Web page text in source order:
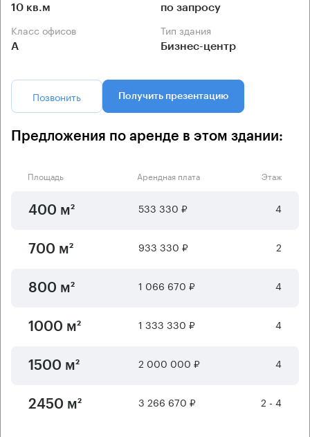
10 кв.м по запросу
Класс офисов
А
Тип здания
Бизнес-центр
Позвонить Получить презентацию
Предложения по аренде в этом здании:
Площадь Арендная плата Этаж
400 м² 533 330 ₽ 4
700 м² 933 330 ₽ 2
800 м² 1 066 670 ₽ 4
1000 м² 1 333 330 ₽ 4
1500 м² 2 000 000 ₽ 4
2450 м² 3 266 670 ₽ 2 - 4